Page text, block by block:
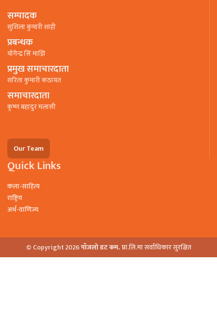
सम्पादक
सुशिला कुमारी शाही
प्रबन्धक
याेगेन्द्र सिं माझि
प्रमुख समाचारदाता
सरिता कुमारी कठायत
समाचारदाता
कृष्ण बहादुर मलासी
Our Team
Quick Links
कला-साहित्य
राष्ट्रिय
अर्थ-वाणिज्य
© Copyright 2026पाँजलो डट कम.प्रा.लि.मा सर्वाधिकार सुरक्षित